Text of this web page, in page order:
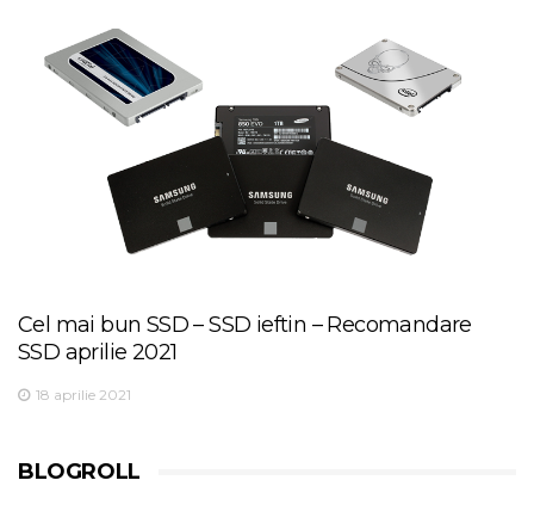
Cel mai bun SSD – SSD ieftin – Recomandare
SSD aprilie 2021
18 aprilie 2021
BLOGROLL